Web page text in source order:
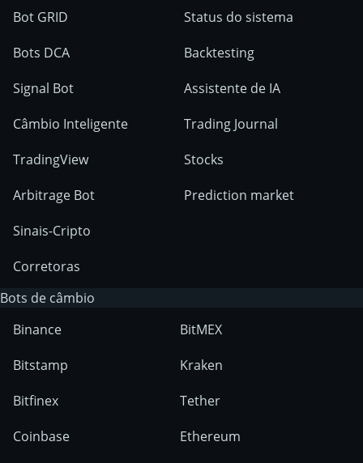
Bot GRID
Bots DCA
Signal Bot
Câmbio Inteligente
TradingView
Arbitrage Bot
Sinais-Cripto
Corretoras
Status do sistema
Backtesting
Assistente de IA
Trading Journal
Stocks
Prediction market
Bots de câmbio
Binance
Bitstamp
Bitfinex
Coinbase
BitMEX
Kraken
Tether
Ethereum